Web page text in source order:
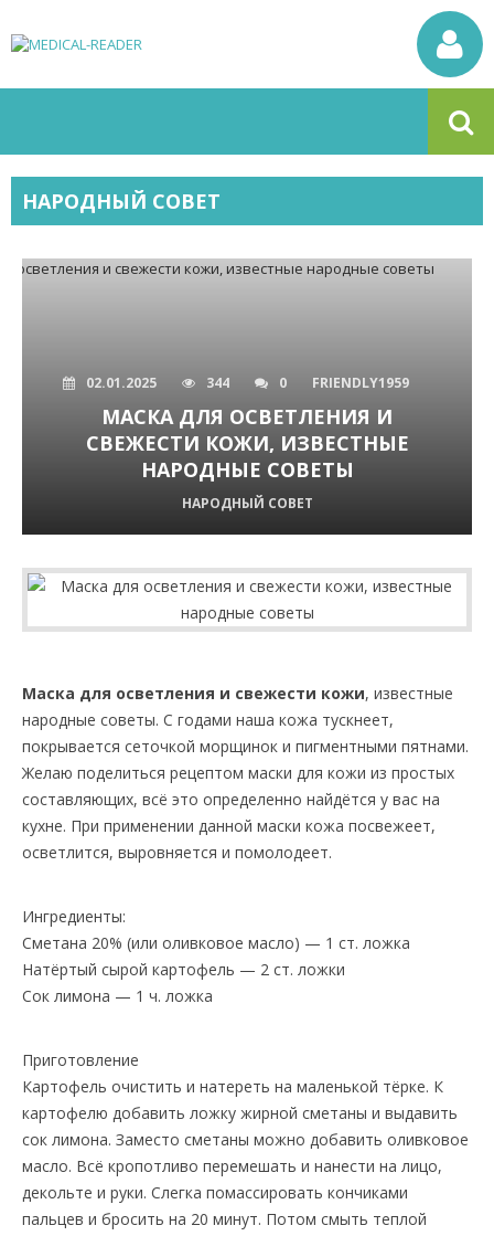
НАРОДНЫЙ СОВЕТ
02.01.2025 344 0 FRIENDLY1959
МАСКА ДЛЯ ОСВЕТЛЕНИЯ И
СВЕЖЕСТИ КОЖИ, ИЗВЕСТНЫЕ
НАРОДНЫЕ СОВЕТЫ
НАРОДНЫЙ СОВЕТ
Маска для осветления и свежести кожи, известные
народные советы. С годами наша кожа тускнеет,
покрывается сеточкой морщинок и пигментными пятнами.
Желаю поделиться рецептом маски для кожи из простых
составляющих, всё это определенно найдётся у вас на
кухне. При применении данной маски кожа посвежеет,
осветлится, выровняется и помолодеет.
Ингредиенты:
Сметана 20% (или оливковое масло) — 1 ст. ложка
Натёртый сырой картофель — 2 ст. ложки
Сок лимона — 1 ч. ложка
Приготовление
Картофель очистить и натереть на маленькой тёрке. К
картофелю добавить ложку жирной сметаны и выдавить
сок лимона. Заместо сметаны можно добавить оливковое
масло. Всё кропотливо перемешать и нанести на лицо,
декольте и руки. Слегка помассировать кончиками
пальцев и бросить на 20 минут. Потом смыть теплой